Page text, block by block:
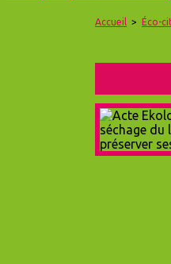
Accueil > Éco-